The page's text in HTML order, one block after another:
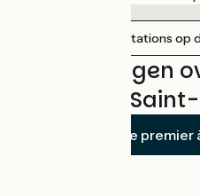
Nabijgelegen stations op
Beoordelingen
François /
Soyez le